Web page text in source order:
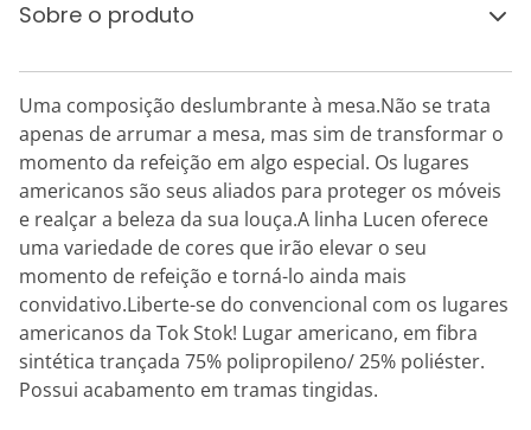
Sobre o produto
Uma composição deslumbrante à mesa.Não se trata
apenas de arrumar a mesa, mas sim de transformar o
momento da refeição em algo especial. Os lugares
americanos são seus aliados para proteger os móveis
e realçar a beleza da sua louça.A linha Lucen oferece
uma variedade de cores que irão elevar o seu
momento de refeição e torná-lo ainda mais
convidativo.Liberte-se do convencional com os lugares
americanos da Tok Stok! Lugar americano, em fibra
sintética trançada 75% polipropileno/ 25% poliéster.
Possui acabamento em tramas tingidas.